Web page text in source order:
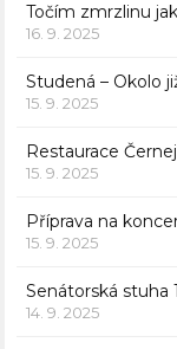
Točím zmrzlinu
16. 9. 2025
Studená – Okolo
15. 9. 2025
Restaurace
15. 9. 2025
Příprava na
15. 9. 2025
Senátorská stuha
14. 9. 2025